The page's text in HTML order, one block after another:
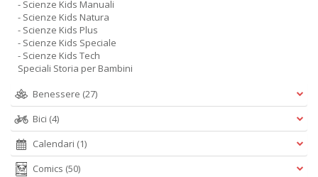
- Scienze Kids Manuali
- Scienze Kids Natura
- Scienze Kids Plus
- Scienze Kids Speciale
- Scienze Kids Tech
Speciali Storia per Bambini
Benessere (27)
Bici (4)
Calendari (1)
Comics (50)